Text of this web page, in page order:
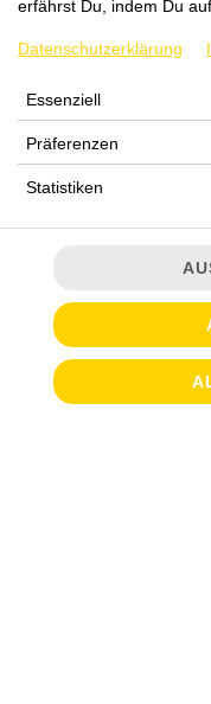
erfährst Du, indem Du
Datenschutzerklärung
Essenziell
Präferenzen
Statistiken